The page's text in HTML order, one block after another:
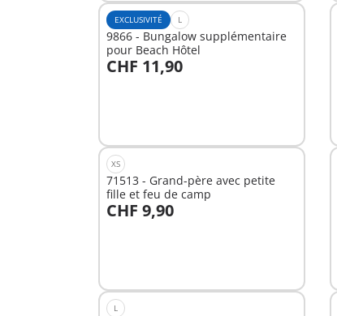
EXCLUSIVITÉ L
9866 - Bungalow supplémentaire
pour Beach Hôtel
CHF 11,90
Au panier
XS
71513 - Grand-père avec petite
fille et feu de camp
CHF 9,90
Au panier
L